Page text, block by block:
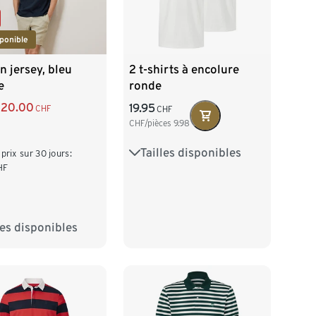
jersey, bleu
20.00 CHF
sur 30 jours:
disponibles
M 48/50
62
2 t-shirts à encolure
ronde
19.95CHF
CHF/pièces9.98
Tailles disponibles
S 44/46 M 48/50